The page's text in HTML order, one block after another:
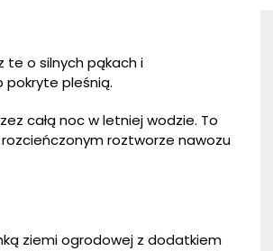
te o silnych pąkach i
pokryte pleśnią.
całą noc w letniej wodzie. To
roztworze nawozu
ziemi ogrodowej z dodatkiem